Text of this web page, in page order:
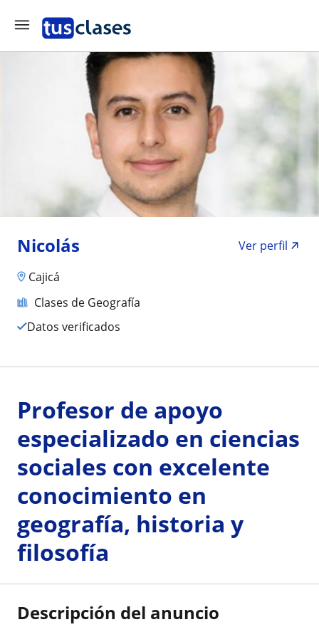
Nicolás
Ver perfil
Cajicá
Clases de Geografía
Datos verificados
Profesor de apoyo
especializado en ciencias
sociales con excelente
conocimiento en
geografía, historia y
filosofía
Descripción del anuncio